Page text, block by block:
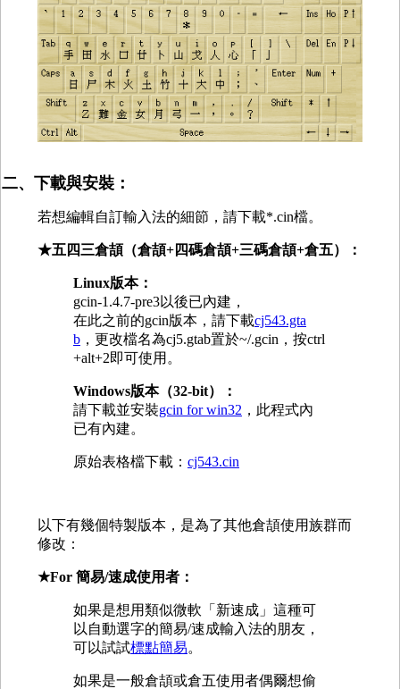
二、下載與安裝：
若想編輯自訂輸入法的細節，請下載*.cin檔。
★五四三倉頡（倉頡+四碼倉頡+三碼倉頡+倉五）：
Linux版本：
gcin-1.4.7-pre3以後已內建，
在此之前的gcin版本，請下載cj543.gta
b ，更改檔名為cj5.gtab置於~/.gcin，按ctrl
+alt+2即可使用。
Windows版本（32-bit）：
請下載並安裝gcin for win32 ，此程式內
已有內建。
原始表格檔下載： cj543.cin
以下有幾個特製版本，是為了其他倉頡使用族群而
修改：
★For 簡易/速成使用者 ：
如果是想用類似微軟「新速成」這種可
以自動選字的簡易/速成輸入法的朋友，
可以試試標點簡易。
如果是一般倉頡或倉五使用者偶爾想偷